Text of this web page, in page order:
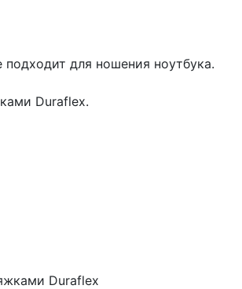
для ношения ноутбука.
Duraflex.
Duraflex